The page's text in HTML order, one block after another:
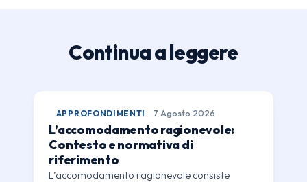
Continua a leggere
APPROFONDIMENTI 7 Agosto 2026
L’accomodamento ragionevole:
Contesto e normativa di
riferimento
L’accomodamento ragionevole consiste